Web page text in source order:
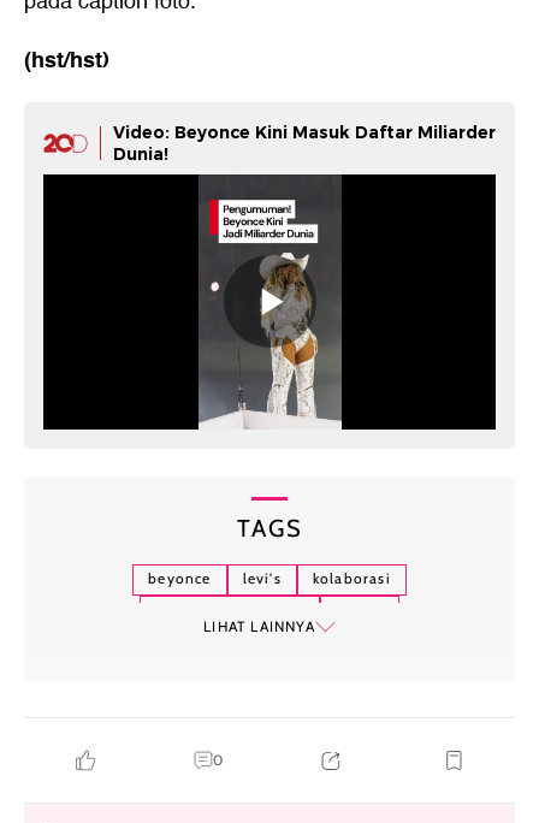
(hst/hst)
Video: Beyonce Kini Masuk Daftar Miliarder
Dunia!
TAGS
beyonce levi's
kolaborasi
LIHAT LAINNYA
0